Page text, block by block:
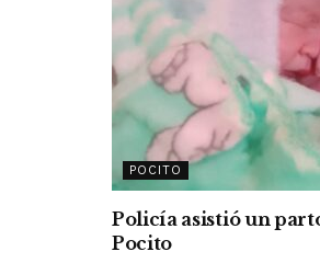
POCITO
Policía asistió un
Pocito